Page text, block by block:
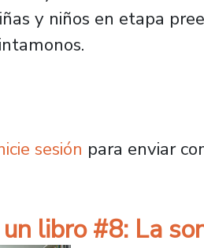
y niños en etapa
Te tengo un libro #9:
sesión para enviar
libro #8: La